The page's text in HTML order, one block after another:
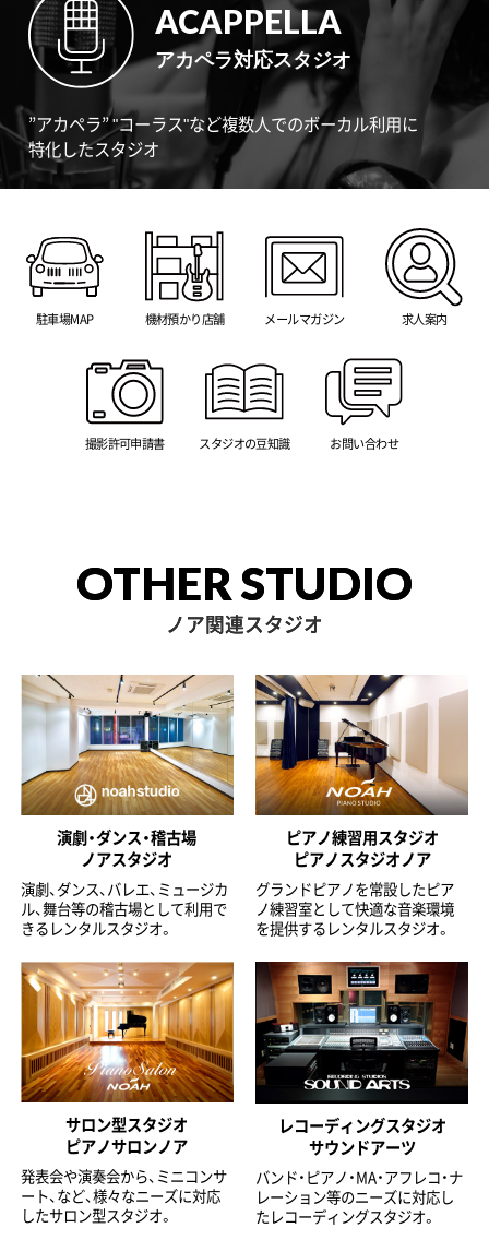
ACAPPELLA
アカペラ対応スタジオ
”アカペラ” "コーラス"など複数人でのボーカル利用に
特化したスタジオ
駐車場MAP 機材預かり店舗 メールマガジン 求人案内
撮影許可申請書 スタジオの豆知識 お問い合わせ
OTHER STUDIO
ノア関連スタジオ
演劇・ダンス・稽古場
ノアスタジオ
演劇、ダンス、バレエ、ミュージカ
ル、舞台等の稽古場として利用で
きるレンタルスタジオ。
ピアノ練習用スタジオ
ピアノスタジオノア
グランドピアノを常設したピア
ノ練習室として快適な音楽環境
を提供するレンタルスタジオ。
サロン型スタジオ
ピアノサロンノア
発表会や演奏会から、ミニコンサ
ート、など、様々なニーズに対応
したサロン型スタジオ。
レコーディングスタジオ
サウンドアーツ
バンド・ピアノ・MA・アフレコ・ナ
レーション等のニーズに対応し
たレコーディングスタジオ。